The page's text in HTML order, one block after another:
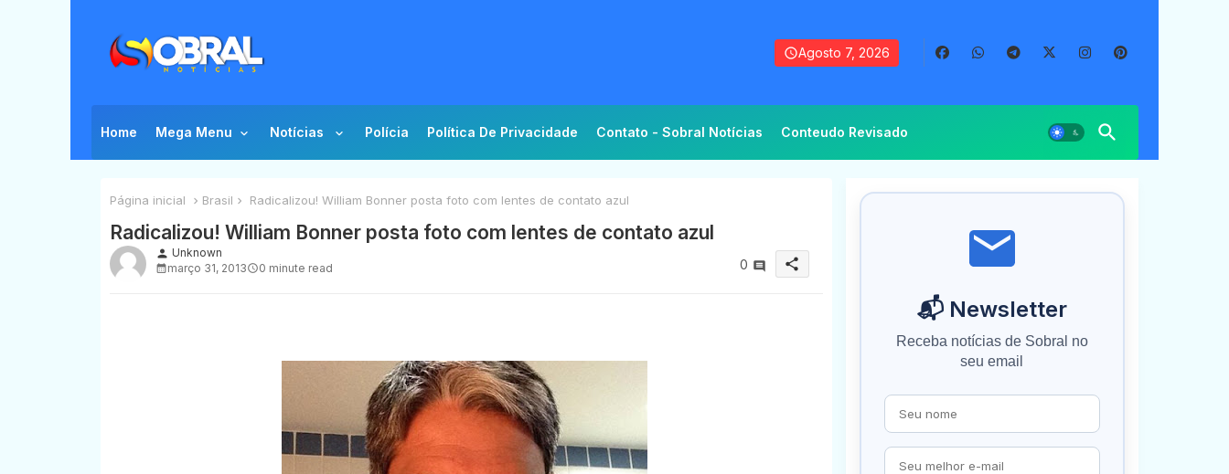
Agosto 7, 2026
Home Mega Menu Notícias Polícia Política De Privacidade Contato - Sobral Notícias Conteudo Revisado
Página inicial Brasil Radicalizou! William Bonner posta foto com lentes de contato azul
Radicalizou! William Bonner posta foto com lentes de contato azul
person Unknown
março 31, 2013
0 minute read 0 share
📬 Newsletter
Receba notícias de Sobral no
seu email